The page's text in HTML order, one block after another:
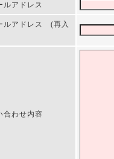
ルアドレス
ルアドレス (再入
合わせ内容